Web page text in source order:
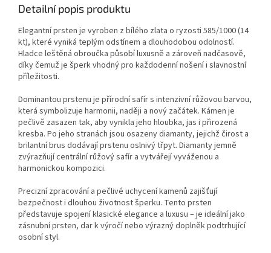
Detailní popis produktu
Elegantní prsten je vyroben z bílého zlata o ryzosti 585/1000 (14
kt), které vyniká teplým odstínem a dlouhodobou odolností.
Hladce leštěná obroučka působí luxusně a zároveň nadčasově,
díky čemuž je šperk vhodný pro každodenní nošení i slavnostní
příležitosti.
Dominantou prstenu je přírodní safír s intenzivní růžovou barvou,
která symbolizuje harmonii, naději a nový začátek. Kámen je
pečlivě zasazen tak, aby vynikla jeho hloubka, jas i přirozená
kresba. Po jeho stranách jsou osazeny diamanty, jejichž čirost a
brilantní brus dodávají prstenu oslnivý třpyt. Diamanty jemně
zvýrazňují centrální růžový safír a vytvářejí vyváženou a
harmonickou kompozici.
Precizní zpracování a pečlivé uchycení kamenů zajišťují
bezpečnost i dlouhou životnost šperku. Tento prsten
představuje spojení klasické elegance a luxusu – je ideální jako
zásnubní prsten, dar k výročí nebo výrazný doplněk podtrhující
osobní styl.